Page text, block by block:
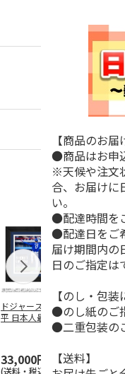
ドジャース 大谷翔
平 日本人最多53試
合連続出塁記念 ダ
33,000円
(送料・税込)
MLB ド
谷翔平
4月投手
(送料・
【商品のお届
●商品はお申
※天候や注文
合、お届けに
い。
●配達時間を
●配達日をご
届け期間内の
日のご指定は
【のし・包装
●のし紙のご
●二重包装の
【送料】